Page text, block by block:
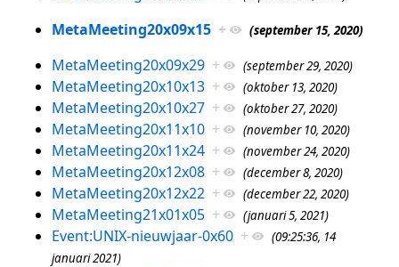
MetaMeeting20x09x15 + (september 15, 2020)
MetaMeeting20x09x29 + (september 29, 2020)
MetaMeeting20x10x13 + (oktober 13, 2020)
MetaMeeting20x10x27 + (oktober 27, 2020)
MetaMeeting20x11x10 + (november 10, 2020)
MetaMeeting20x11x24 + (november 24, 2020)
MetaMeeting20x12x08 + (december 8, 2020)
MetaMeeting20x12x22 + (december 22, 2020)
MetaMeeting21x01x05 + (januari 5, 2021)
Event:UNIX-nieuwjaar-0x60 +
(09:25:36, 14
januari 2021)